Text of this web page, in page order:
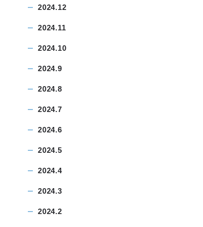
2024.12
2024.11
2024.10
2024.9
2024.8
2024.7
2024.6
2024.5
2024.4
2024.3
2024.2